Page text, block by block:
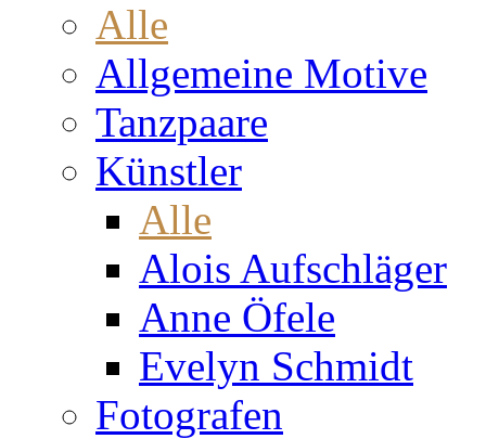
Alle
Allgemeine Motive
Tanzpaare
Künstler
Alle
Alois Aufschläger
Anne Öfele
Evelyn Schmidt
Fotografen